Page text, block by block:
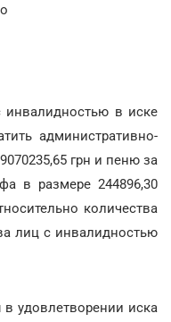
в иске
административно-
грн и пеню за
в размере 244896,30
количества
лиц с инвалидностью
удовлетворении иска